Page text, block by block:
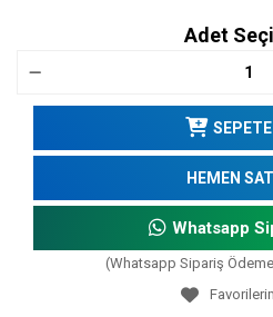
Adet
HEMEN
Whatsapp
(Whatsapp Sipariş